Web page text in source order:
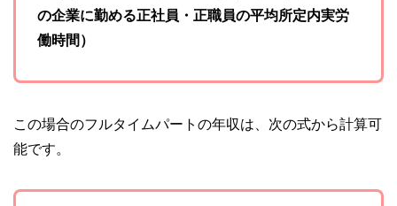
の企業に勤める正社員・正職員の平均所定内実労
働時間）
この場合のフルタイムパートの年収は、次の式から計算可
能です。